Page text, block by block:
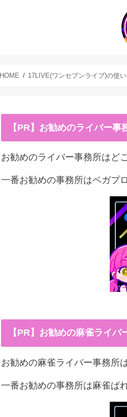
HOME 17LIVE(ワンセブンライブ)の使
【PR】お勧めのライバー事
お勧めのライバー事務所はど
一番お勧めの事務所はベガプ
【PR】お勧めの麻雀ライバ
お勧めの麻雀ライバー事務所
一番お勧めの事務所は麻雀ぱ